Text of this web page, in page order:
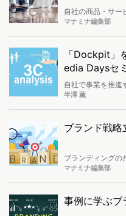
自社の商品・サー
案に使われる3C
マナミナ編集部
「Dockpit」
edia Daysセ
自社で事業を推進
着手しようとする
Days」では、1つ
の方法を解説し
さい。
半澤 薫
ブランド戦略
ブランディングの
フレームワークを
マナミナ編集部
事例に学ぶブ